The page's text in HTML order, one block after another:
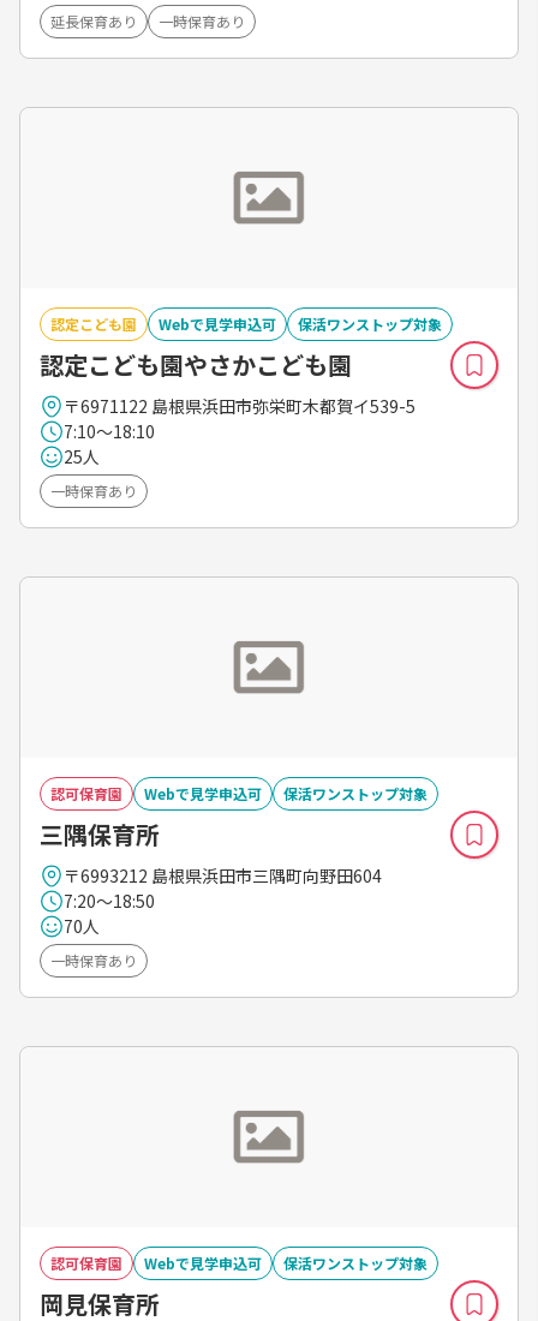
延長保育あり 一時保育あり
認定こども園 Webで見学申込可 保活ワンストップ対象
認定こども園やさかこども園
〒6971122 島根県浜田市弥栄町木都賀イ539-5
7:10～18:10
25人
一時保育あり
認可保育園 Webで見学申込可 保活ワンストップ対象
三隅保育所
〒6993212 島根県浜田市三隅町向野田604
7:20～18:50
70人
一時保育あり
認可保育園 Webで見学申込可 保活ワンストップ対象
岡見保育所